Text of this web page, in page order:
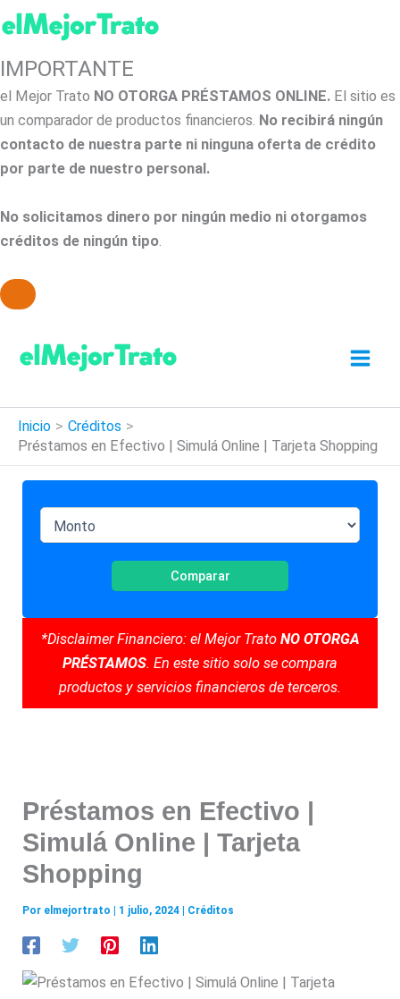
IMPORTANTE
el Mejor Trato NO OTORGA PRÉSTAMOS ONLINE. El sitio es
un comparador de productos financieros. No recibirá ningún
contacto de nuestra parte ni ninguna oferta de crédito
por parte de nuestro personal.
No solicitamos dinero por ningún medio ni otorgamos
créditos de ningún tipo.
contenido
Inicio
Créditos
Préstamos en Efectivo | Simulá Online | Tarjeta Shopping
Comparar
*Disclaimer Financiero: el Mejor Trato NO OTORGA
PRÉSTAMOS. En este sitio solo se compara
productos y servicios financieros de terceros.
Préstamos en Efectivo |
Simulá Online | Tarjeta
Shopping
Por elmejortrato 1 julio, 2024 Créditos